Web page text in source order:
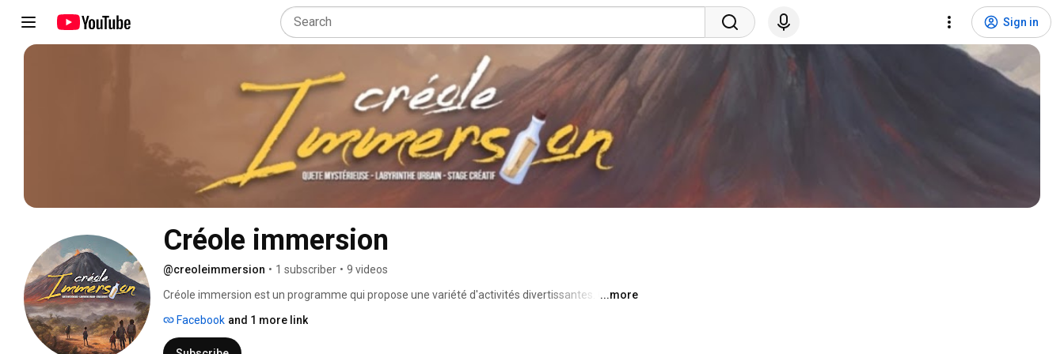
Sign in
Créole immersion
@creoleimmersion • 1 subscriber • 9 videos
Créole immersion est un programme qui propose une variété d'activités divertissantes. Ces
que des jeux autour de l'art. Le but principal de Créole immersion est de fournir des expériences
culturelles, engageantes et amusantes pour les participants. Ce programme est conçu pour
...more
Facebook and 1 more link